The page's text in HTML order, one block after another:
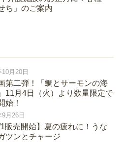
ち」のご案内
10月20日
第二弾！「鯛とサーモンの海
11月4日（火）より数量限定で
始！
9月26日
1販売開始】夏の疲れに！うな
ツンとチャージ